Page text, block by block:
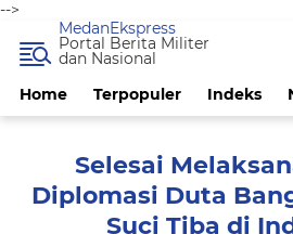
-->
Home Terpopuler Indeks
MedanEkspress
Portal Berita Militer
dan Nasional
Selesai
Diplomasi Duta
Suci Tiba di